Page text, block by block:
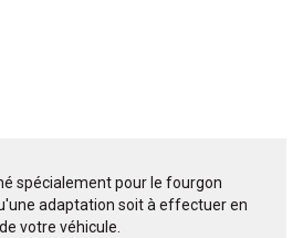
spécialement pour le fourgon
adaptation soit à effectuer en
votre véhicule.